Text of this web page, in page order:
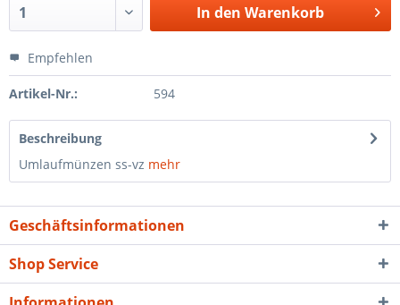
In den Warenkorb
Empfehlen
Artikel-Nr.: 594
Beschreibung
Umlaufmünzen ss-vz mehr
Geschäftsinformationen
Shop Service